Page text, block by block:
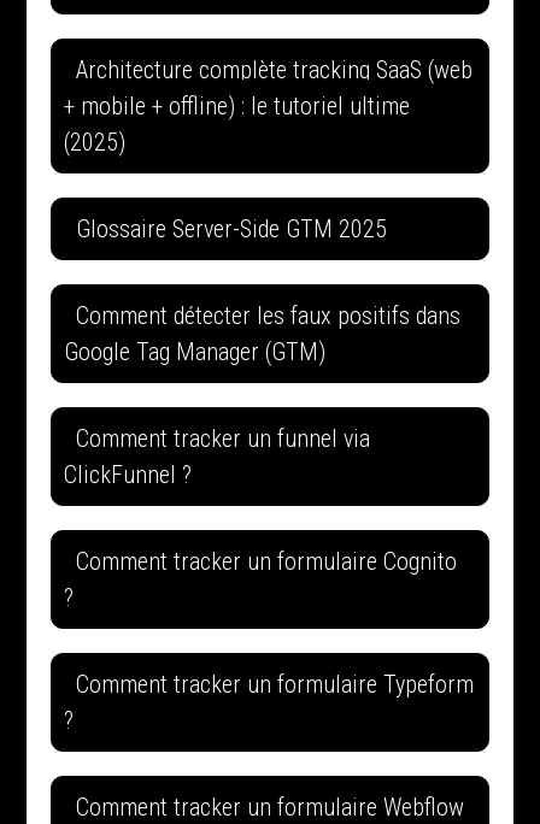
Architecture complète tracking SaaS (web
+ mobile + offline) : le tutoriel ultime
(2025)
Glossaire Server-Side GTM 2025
Comment détecter les faux positifs dans
Google Tag Manager (GTM)
Comment tracker un funnel via
ClickFunnel ?
Comment tracker un formulaire Cognito
?
Comment tracker un formulaire Typeform
?
Comment tracker un formulaire Webflow